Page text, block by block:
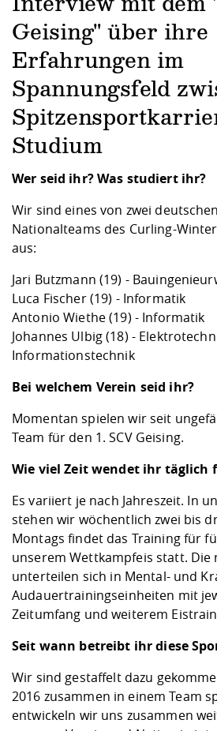
Interview mit dem
Geising" über ihre
Erfahrungen im
Spannungsfeld
Studium
Wer seid ihr? Was studiert ihr?
Wir sind eines von zwei
Nationalteams des Curling-
aus:
Jari Butzmann (19) -
Luca Fischer (19) - Informatik
Antonio Wiethe (19) - Informatik
Johannes Ulbig (18) -
Informationstechnik
Bei welchem Verein seid ihr?
Momentan spielen wir seit
Team für den 1. SCV Geising.
Wie viel Zeit wendet ihr täglich
Es variiert je nach Jahreszeit. In
stehen wir wöchentlich zwei bis
Montags findet das Training für
unserem Wettkampfeis statt. Die
unterteilen sich in Mental- und
Audauertrainingseinheiten mit
Zeitumfang und weiterem
Seit wann betreibt ihr diese
Wir sind gestaffelt dazu
2016 zusammen in einem Team
entwickeln wir uns zusammen